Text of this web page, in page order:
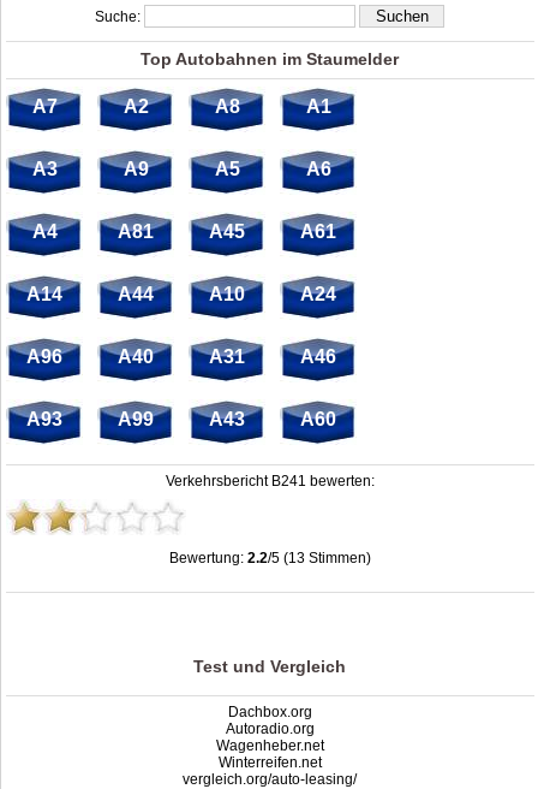
Suche:
Top Autobahnen im Staumelder
A7 A2 A8 A1
A3 A9 A5 A6
A4 A81 A45 A61
A14 A44 A10 A24
A96 A40 A31 A46
A93 A99 A43 A60
Verkehrsbericht B241 bewerten:
Bewertung: 2.2/5 (13 Stimmen)
Stau B241: Unfälle, Sperrung & Baustellen | Staumelder B241 ,2.2out of5
Test und Vergleich
Dachbox.org
Autoradio.org
Wagenheber.net
Winterreifen.net
vergleich.org/auto-leasing/